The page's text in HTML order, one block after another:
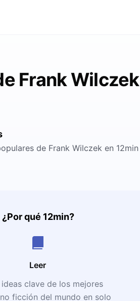
Frank Wilczek
de Frank Wilczek en 12min
¿Por qué 12min?
Leer
ideas clave de los mejores
ficción del mundo en solo